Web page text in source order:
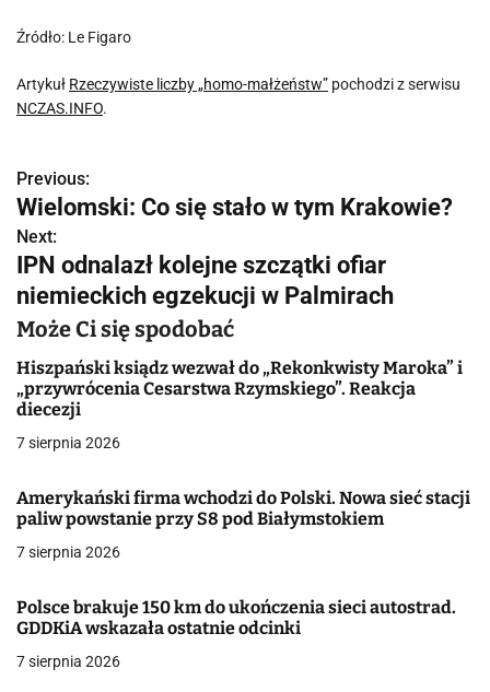
Źródło: Le Figaro
Artykuł Rzeczywiste liczby „homo-małżeństw” pochodzi z serwisu
NCZAS.INFO.
N
a
w
i
a
c
a
w
p
i
Previous:
Wielomski: Co się stało w tym Krakowie?
Next:
IPN odnalazł kolejne szczątki ofiar
niemieckich egzekucji w Palmirach
Może Ci się spodobać
Hiszpański ksiądz wezwał do „Rekonkwisty Maroka” i
„przywrócenia Cesarstwa Rzymskiego”. Reakcja
diecezji
7 sierpnia 2026
Amerykański firma wchodzi do Polski. Nowa sieć stacji
paliw powstanie przy S8 pod Białymstokiem
7 sierpnia 2026
Polsce brakuje 150 km do ukończenia sieci autostrad.
GDDKiA wskazała ostatnie odcinki
7 sierpnia 2026